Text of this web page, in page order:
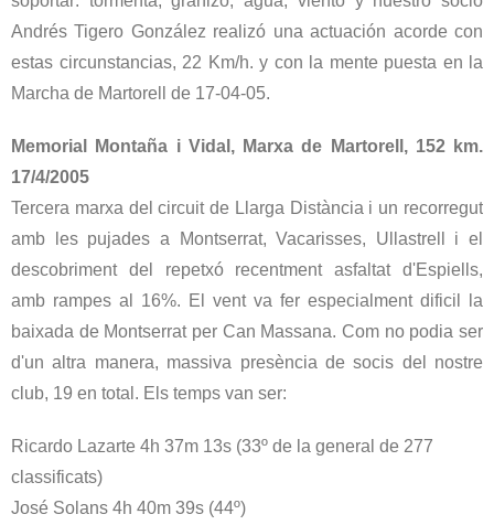
Andrés Tigero González realizó una actuación acorde con
estas circunstancias, 22 Km/h. y con la mente puesta en la
Marcha de Martorell de 17-04-05.
Memorial Montaña i Vidal, Marxa de Martorell, 152 km.
17/4/2005
Tercera marxa del circuit de Llarga Distància i un recorregut
amb les pujades a Montserrat, Vacarisses, Ullastrell i el
descobriment del repetxó recentment asfaltat d'Espiells,
amb rampes al 16%. El vent va fer especialment dificil la
baixada de Montserrat per Can Massana. Com no podia ser
d'un altra manera, massiva presència de socis del nostre
club, 19 en total. Els temps van ser:
Ricardo Lazarte 4h 37m 13s (33º de la general de 277
classificats)
José Solans 4h 40m 39s (44º)